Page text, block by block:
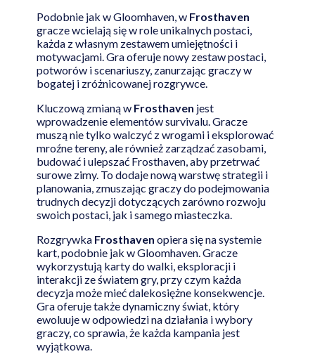
Podobnie jak w Gloomhaven, w Frosthaven
gracze wcielają się w role unikalnych postaci,
każda z własnym zestawem umiejętności i
motywacjami. Gra oferuje nowy zestaw postaci,
potworów i scenariuszy, zanurzając graczy w
bogatej i zróżnicowanej rozgrywce.
Kluczową zmianą w Frosthaven jest
wprowadzenie elementów survivalu. Gracze
muszą nie tylko walczyć z wrogami i eksplorować
mroźne tereny, ale również zarządzać zasobami,
budować i ulepszać Frosthaven, aby przetrwać
surowe zimy. To dodaje nową warstwę strategii i
planowania, zmuszając graczy do podejmowania
trudnych decyzji dotyczących zarówno rozwoju
swoich postaci, jak i samego miasteczka.
Rozgrywka Frosthaven opiera się na systemie
kart, podobnie jak w Gloomhaven. Gracze
wykorzystują karty do walki, eksploracji i
interakcji ze światem gry, przy czym każda
decyzja może mieć dalekosiężne konsekwencje.
Gra oferuje także dynamiczny świat, który
ewoluuje w odpowiedzi na działania i wybory
graczy, co sprawia, że każda kampania jest
wyjątkowa.